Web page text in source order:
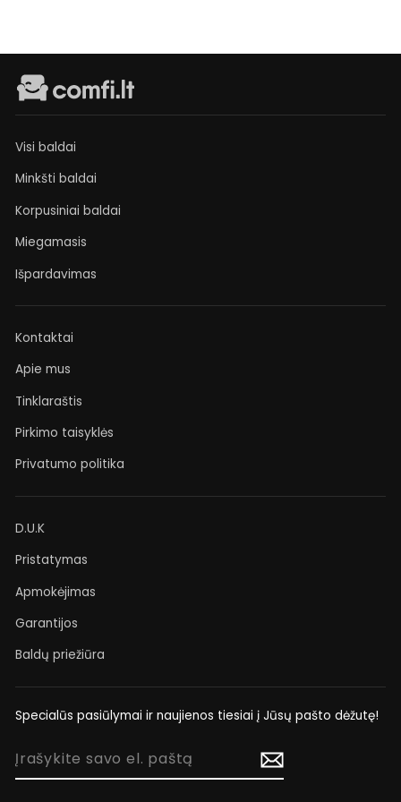
Visi baldai
Minkšti baldai
Korpusiniai baldai
Miegamasis
Išpardavimas
Kontaktai
Apie mus
Tinklaraštis
Pirkimo taisyklės
Privatumo politika
D.U.K
Pristatymas
Apmokėjimas
Garantijos
Baldų priežiūra
Specialūs pasiūlymai ir naujienos tiesiai į Jūsų pašto dėžutę!
ĮRAŠYKITE